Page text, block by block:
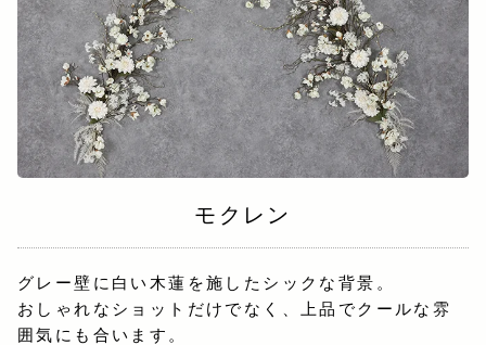
モクレン
グレー壁に白い木蓮を施したシックな背景。
おしゃれなショットだけでなく、上品でクールな雰
囲気にも合います。